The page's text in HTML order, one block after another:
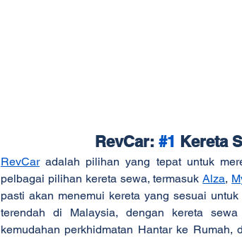
RevCar: #1 Kereta
RevCar adalah pilihan yang tepat untuk
pelbagai pilihan kereta sewa, termasuk Alza,
pasti akan menemui kereta yang sesuai
terendah di Malaysia, dengan kereta
kemudahan perkhidmatan Hantar ke